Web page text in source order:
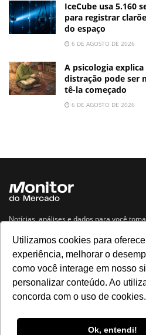
Utilizamos cookies para
experiência, melhorar o
como você interage em nosso
personalizar conteúdo. Ao
concorda com o uso de cookies.
Ok, entendi!
IceCube usa 5.160
para registrar
do espaço
6 DE AGOSTO DE 2026
A psicologia
distração pode ser
tê-la começado
6 DE AGOSTO DE 2026
Notícias, análises e dados para você
Navegue no site
Últimas notícias Quem somos
Política de privacidade